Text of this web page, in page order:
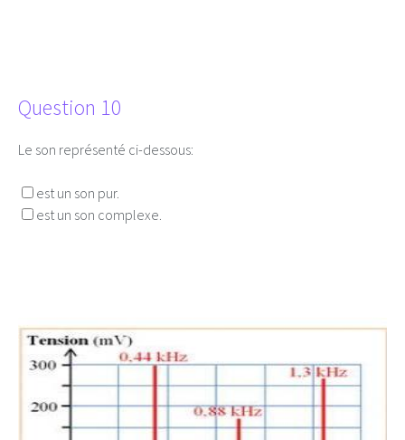
Question 10
Le son représenté ci-dessous:
est un son pur.
est un son complexe.